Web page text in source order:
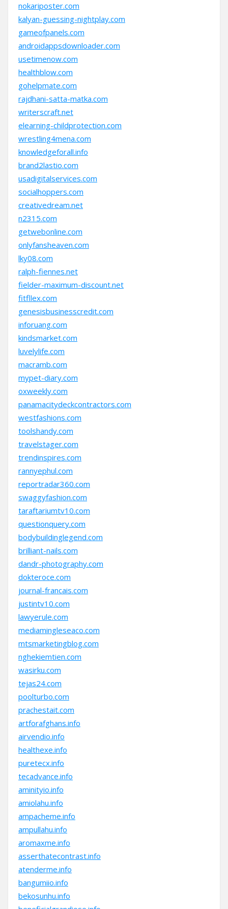
nokariposter.com
kalyan-guessing-nightplay.com
gameofpanels.com
androidappsdownloader.com
usetimenow.com
healthblow.com
gohelpmate.com
rajdhani-satta-matka.com
writerscraft.net
elearning-childprotection.com
wrestling4mena.com
knowledgeforall.info
brand2lastio.com
usadigitalservices.com
socialhoppers.com
creativedream.net
n2315.com
getwebonline.com
onlyfansheaven.com
lky08.com
ralph-fiennes.net
fielder-maximum-discount.net
fitfllex.com
genesisbusinesscredit.com
inforuang.com
kindsmarket.com
luvelylife.com
macramb.com
mypet-diary.com
oxweekly.com
panamacitydeckcontractors.com
westfashions.com
toolshandy.com
travelstager.com
trendinspires.com
rannyephul.com
reportradar360.com
swaggyfashion.com
taraftariumtv10.com
questionquery.com
bodybuildinglegend.com
brilliant-nails.com
dandr-photography.com
dokteroce.com
journal-francais.com
justintv10.com
lawyerule.com
mediamingleseaco.com
mtsmarketingblog.com
nghekiemtien.com
wasirku.com
tejas24.com
poolturbo.com
prachestait.com
artforafghans.info
airvendio.info
healthexe.info
puretecx.info
tecadvance.info
aminityio.info
amiolahu.info
ampacheme.info
ampullahu.info
aromaxme.info
asserthatecontrast.info
atenderme.info
bangumiio.info
bekosunhu.info